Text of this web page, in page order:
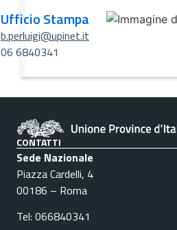
Ufficio Stampa
b.perluigi@upinet.it
06 6840341
CONTATTI
Sede Nazionale
Piazza Cardelli, 4
00186 – Roma
Tel: 066840341